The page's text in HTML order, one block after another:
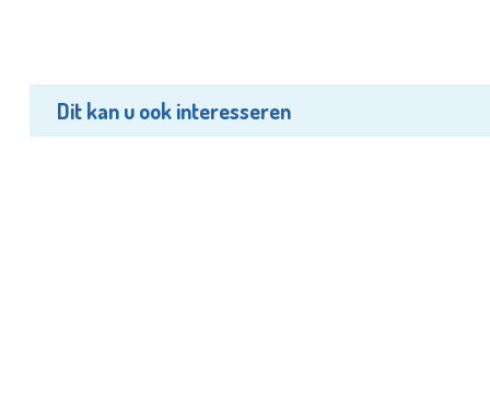
Dit kan u ook interesseren